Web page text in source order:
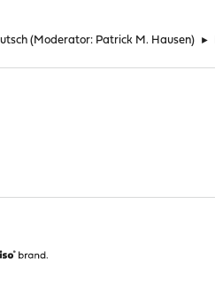
(Moderator: Patrick M. Hausen) ►